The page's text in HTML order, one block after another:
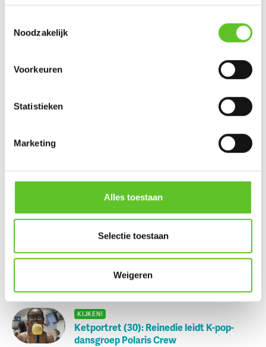
Noodzakelijk
Voorkeuren
Statistieken
Marketing
Alles toestaan
Selectie toestaan
Weigeren
Stad Brussel breidt netwerk van gastvrije
Gezocht: Brusselse ketten die opgroeien
tussen meerdere culturen
NIEUWS 06/5/2026
THE HANG-OUT
Mohamed (10): 'Brussels Brazilian Jiu-
VERHALEN UIT DE STAD 06/7/2026
KIJKEN!
Ketportret (30): Reinedie leidt K-pop-
dansgroep Polaris Crew